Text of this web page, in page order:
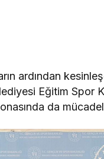
ardından
Eğitim Spor
da